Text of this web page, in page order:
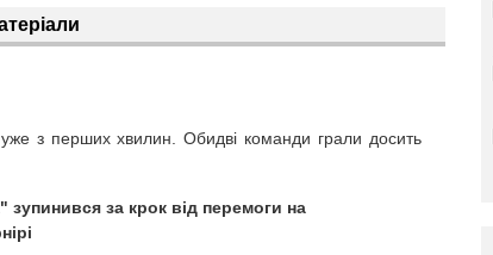
з перших хвилин. Обидві команди грали досить
зупинився за крок від перемоги на